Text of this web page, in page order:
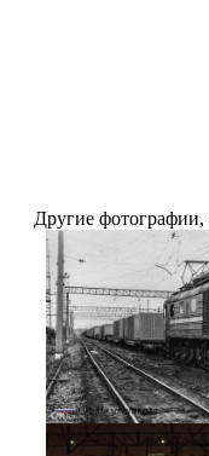
Другие